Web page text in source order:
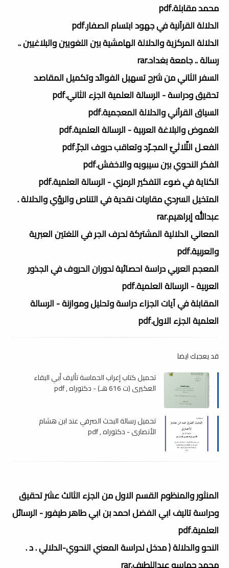
محمد مقابلة.pdf
الدلالة القرآنية في جهود ابتسام الصفار.pdf
الدلالة المركزية والدلالة الهامشية بين اللغويين والبلاغيين ..
رسالة .. جامعة بغداد.rar
السفر الثاني من شرح تسهيل الفوائد وتكميل المقاصد
تحقيق ودراسة - الرسالة العلمية الجزء الثاني.pdf
السياق القرآني والدلالة المعجمية.pdf
الغموض والبلاغة العربية - الرسالة العلمية.pdf
الفعـل الثّلاثيّ المجـرّد وتعاقب حروف الجرّ.pdf
الفكر النحوي بين سيبويه والاخفش.pdf
الكناية في ضوء التفكير الرمزي - الرسالة العلمية.pdf
المتخيل السردي مقاربات نقدية في التناص والرؤي والدلالة .
عبدالله إبراهيم.rar
المعاني الدلالية المشتركة لحرف الجر في اللغتين العبرية
والعربية.pdf
المعجم العربي دراسة احصائية لدوران الحروف في الجذور
العربية - الرسالة العلمية.pdf
المقابلة في آيات الجزاء دراسة وتحليل وموازنة - الرسالة
العلمية الجزء الاول.pdf
قد يعجبك ايضا
تحميل كتاب إعراب الحماسة تأليف أبي البقاء
العكيري (ت 616 هـ) - دكتوراه , pdf
تحميل رسالة البحث الصرفي عند ابن هشام
الأنصاري - دكتوراه , pdf
المنثور والمنظوم القسم الاول من الجزء الثالث عشر تحقيق
ودراسة تاليف ابي الفضل احمد بن ابي طاهر طيفور - الرسائل
العلمية.pdf
النحو والدلالة ( مدخل لدراسة المعني النحوي-الدلالي . د .